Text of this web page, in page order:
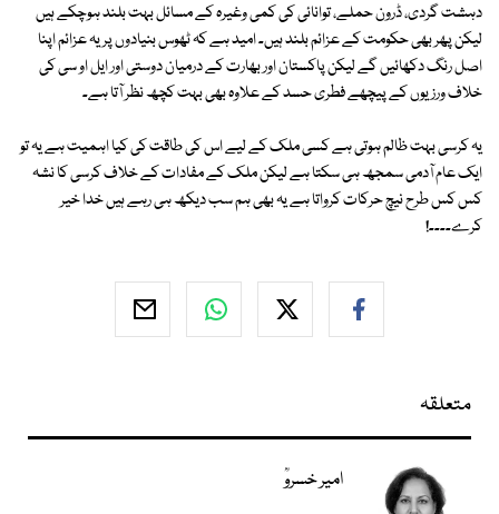
دہشت گردی، ڈرون حملے، توانائی کی کمی وغیرہ کے مسائل بہت بلند ہوچکے ہیں
لیکن پھر بھی حکومت کے عزائم بلند ہیں۔ امید ہے کہ ٹھوس بنیادوں پر یہ عزائم اپنا
اصل رنگ دکھائیں گے لیکن پاکستان اور بھارت کے درمیان دوستی اور ایل او سی کی
خلاف ورزیوں کے پیچھے فطری حسد کے علاوہ بھی بہت کچھ نظر آتا ہے۔
یہ کرسی بہت ظالم ہوتی ہے کسی ملک کے لیے اس کی طاقت کی کیا اہمیت ہے یہ تو
ایک عام آدمی سمجھ ہی سکتا ہے لیکن ملک کے مفادات کے خلاف کرسی کا نشہ
کس کس طرح نیچ حرکات کرواتا ہے یہ بھی ہم سب دیکھ ہی رہے ہیں خدا خیر
کرے۔۔۔۔!
متعلقہ
امیر خسروؒ